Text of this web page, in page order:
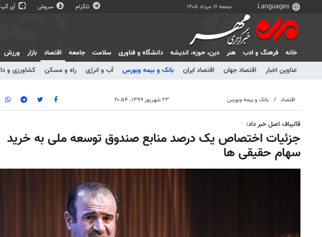
جمعه ۱۶ مرداد ۱۴۰۵ تلگرام سروش آی گپ
خانه فرهنگ و ادب هنر دين، حوزه، انديشه دانشگاه و فناوری سلامت جامعه
اقتصاد
عناوین اخبار
اقتصاد جهان اقتصاد ایران بانک و بیمه وبورس آب و انرژی راه و مسکن کشاورزی و
بازار ورزش
اقتصاد بانک و بیمه وبورس ۲۳ شهریور ۱۳۹۹، ۲۰:۵۴
قالیباف اصل خبر داد:
جزئیات اختصاص یک درصد منابع صندوق توسعه ملی به خرید
سهام حقیقی ها